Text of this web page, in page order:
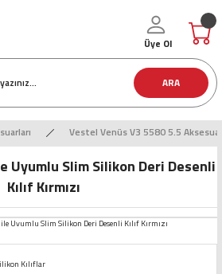
ARA
Üye Ol
Vestel Venüs V3 5580 5.5
Uyumlu Slim Silikon Deri Desenli
Kılıf Kırmızı
Kılıflar